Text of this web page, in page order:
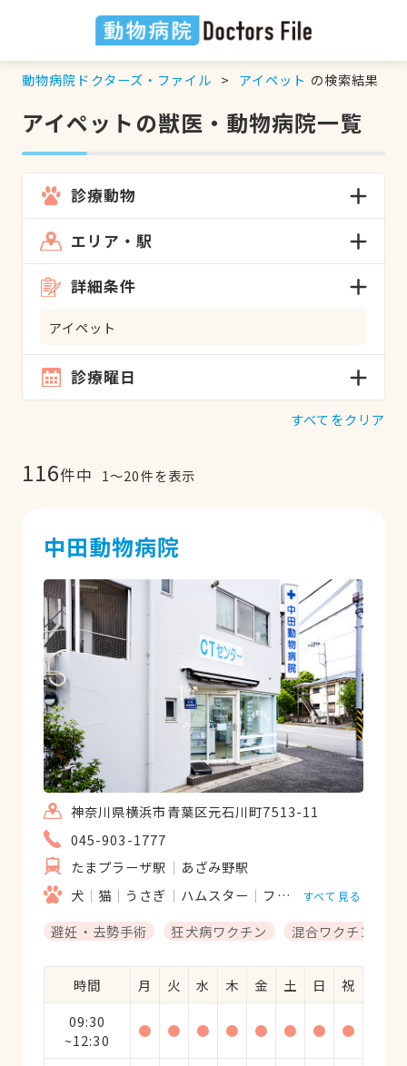
動物病院ドクターズ・ファイル アイペット の検索結果
アイペットの獣医・動物病院一覧
診療動物
エリア・駅
詳細条件
アイペット
診療曜日
すべてをクリア
116件中 1〜20件を表示
中田動物病院
神奈川県横浜市青葉区元石川町7513-11
045-903-1777
たまプラーザ駅
あざみ野駅
犬
猫 うさぎ ハムスター フェレット すべて見る
避妊・去勢手術 狂犬病ワクチン 混合ワクチン
時間 月 火 水 木 金 土 日
祝
09:30
~12:30
● ● ● ● ● ● ● ●